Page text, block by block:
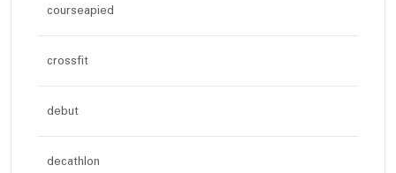
courseapied
crossfit
debut
decathlon